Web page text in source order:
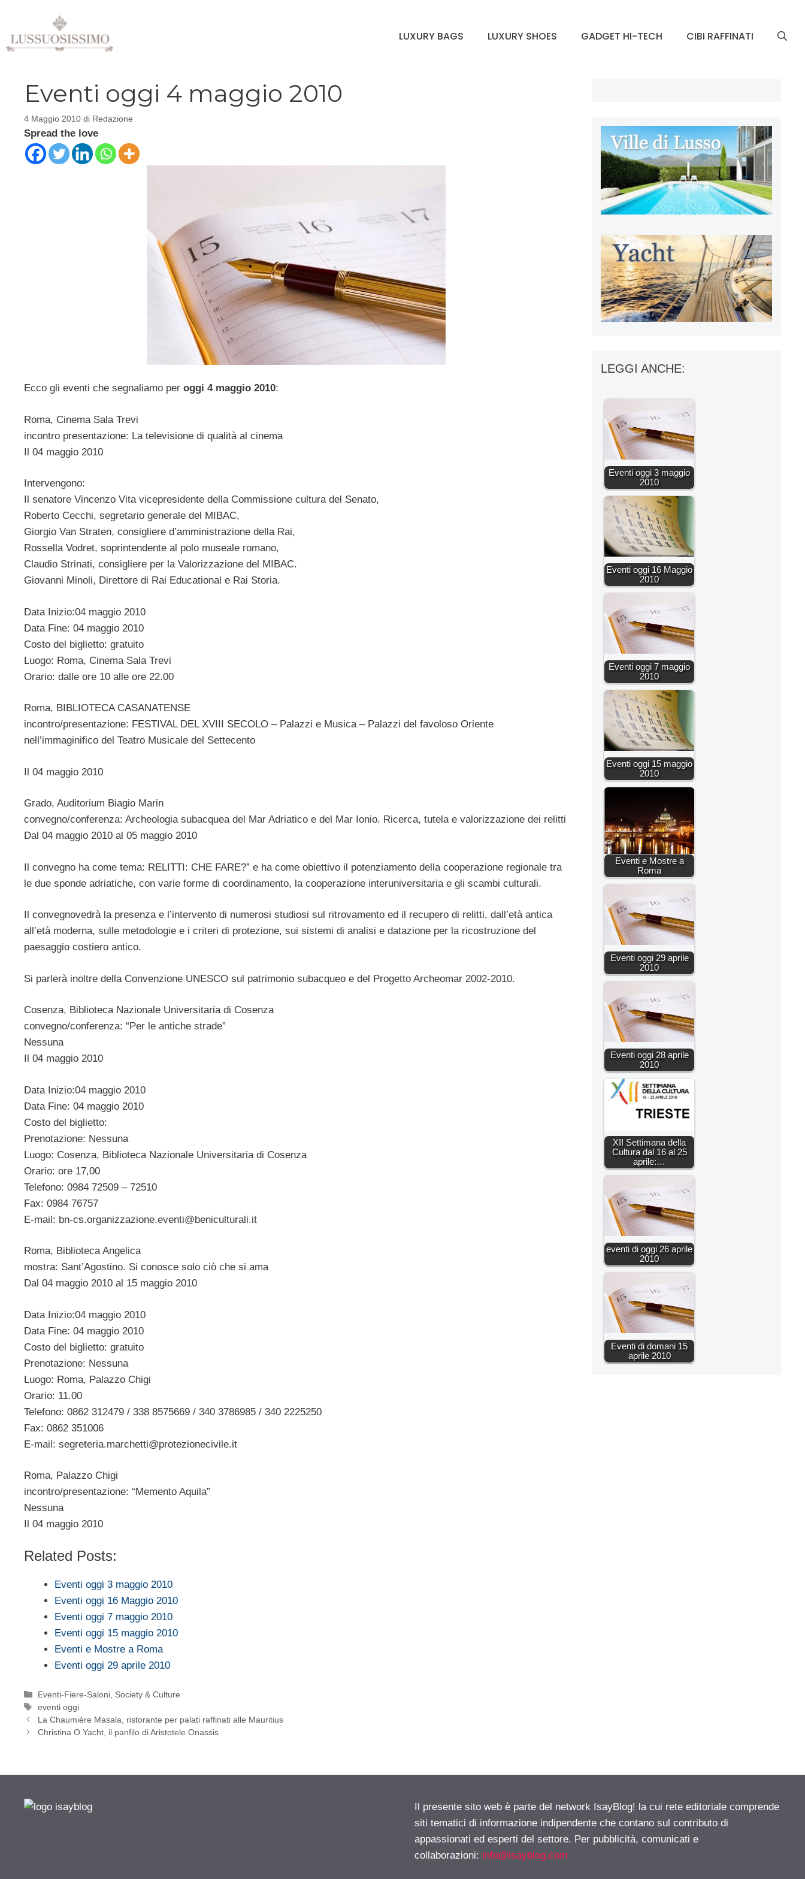
contenuto
LUXURY BAGS LUXURY SHOES GADGET HI-TECH CIBI RAFFINATI
Eventi oggi 4 maggio 2010
4 Maggio 2010 di Redazione
Spread the love
Ecco gli eventi che segnaliamo per oggi 4 maggio 2010:
Roma, Cinema Sala Trevi
incontro presentazione: La televisione di qualità al cinema
Il 04 maggio 2010
Intervengono:
Il senatore Vincenzo Vita vicepresidente della Commissione cultura del Senato,
Roberto Cecchi, segretario generale del MIBAC,
Giorgio Van Straten, consigliere d’amministrazione della Rai,
Rossella Vodret, soprintendente al polo museale romano,
Claudio Strinati, consigliere per la Valorizzazione del MIBAC.
Giovanni Minoli, Direttore di Rai Educational e Rai Storia.
Data Inizio:04 maggio 2010
Data Fine: 04 maggio 2010
Costo del biglietto: gratuito
Luogo: Roma, Cinema Sala Trevi
Orario: dalle ore 10 alle ore 22.00
Roma, BIBLIOTECA CASANATENSE
incontro/presentazione: FESTIVAL DEL XVIII SECOLO – Palazzi e Musica – Palazzi del favoloso Oriente
nell’immaginifico del Teatro Musicale del Settecento
Il 04 maggio 2010
Grado, Auditorium Biagio Marin
convegno/conferenza: Archeologia subacquea del Mar Adriatico e del Mar Ionio. Ricerca, tutela e valorizzazione dei relitti
Dal 04 maggio 2010 al 05 maggio 2010
Il convegno ha come tema: RELITTI: CHE FARE?” e ha come obiettivo il potenziamento della cooperazione regionale tra
le due sponde adriatiche, con varie forme di coordinamento, la cooperazione interuniversitaria e gli scambi culturali.
Il convegnovedrà la presenza e l’intervento di numerosi studiosi sul ritrovamento ed il recupero di relitti, dall’età antica
all’età moderna, sulle metodologie e i criteri di protezione, sui sistemi di analisi e datazione per la ricostruzione del
paesaggio costiero antico.
Si parlerà inoltre della Convenzione UNESCO sul patrimonio subacqueo e del Progetto Archeomar 2002-2010.
Cosenza, Biblioteca Nazionale Universitaria di Cosenza
convegno/conferenza: “Per le antiche strade”
Nessuna
Il 04 maggio 2010
Data Inizio:04 maggio 2010
Data Fine: 04 maggio 2010
Costo del biglietto:
Prenotazione: Nessuna
Luogo: Cosenza, Biblioteca Nazionale Universitaria di Cosenza
Orario: ore 17,00
Telefono: 0984 72509 – 72510
Fax: 0984 76757
E-mail: bn-cs.organizzazione.eventi@beniculturali.it
Roma, Biblioteca Angelica
mostra: Sant’Agostino. Si conosce solo ciò che si ama
Dal 04 maggio 2010 al 15 maggio 2010
Data Inizio:04 maggio 2010
Data Fine: 04 maggio 2010
Costo del biglietto: gratuito
Prenotazione: Nessuna
Luogo: Roma, Palazzo Chigi
Orario: 11.00
Telefono: 0862 312479 / 338 8575669 / 340 3786985 / 340 2225250
Fax: 0862 351006
E-mail: segreteria.marchetti@protezionecivile.it
Roma, Palazzo Chigi
incontro/presentazione: “Memento Aquila”
Nessuna
Il 04 maggio 2010
Related Posts:
Eventi oggi 3 maggio 2010
Eventi oggi 16 Maggio 2010
Eventi oggi 7 maggio 2010
Eventi oggi 15 maggio 2010
Eventi e Mostre a Roma
Eventi oggi 29 aprile 2010
Categorie
Eventi-Fiere-Saloni Society & Culture
Tag
eventi oggi
La Chaumière Masala, ristorante per palati raffinati alle Mauritius
Christina O Yacht, il panfilo di Aristotele Onassis
LEGGI ANCHE:
Eventi oggi 3 maggio
2010
Eventi oggi 16 Maggio
2010
Eventi oggi 7 maggio
2010
Eventi oggi 15 maggio
2010
Eventi e Mostre a
Roma
Eventi oggi 29 aprile
2010
Eventi oggi 28 aprile
2010
XII Settimana della
Cultura dal 16 al 25
aprile:…
eventi di oggi 26 aprile
2010
Eventi di domani 15
aprile 2010
Il presente sito web è parte del network IsayBlog! la cui rete editoriale comprende
siti tematici di informazione indipendente che contano sul contributo di
appassionati ed esperti del settore. Per pubblicità, comunicati e
collaborazioni: info@isayblog.com